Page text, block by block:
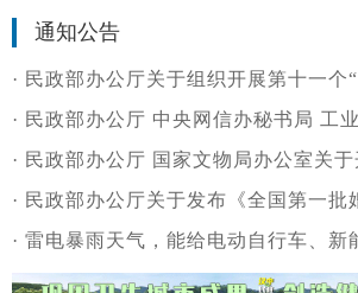
通知公告
· 民政部办公厅关于组织开展第十一个“中华慈善日
· 民政部办公厅 中央网信办秘书局 工业和信息化部办公厅 公安部办公厅 市场监管总局办公厅关于印发
· 民政部办公厅 国家文物局办公室关于开展区划地名文物
· 民政部办公厅关于发布《全国第一批婚丧习俗改革
· 雷电暴雨天气，能给电动自行车、新